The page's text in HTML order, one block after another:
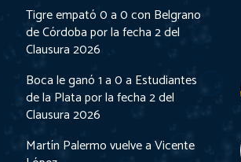
Tigre empató 0 a 0 con Belgrano
de Córdoba por la fecha 2 del
Clausura 2026
Boca le ganó 1 a 0 a Estudiantes
de la Plata por la fecha 2 del
Clausura 2026
Martín Palermo vuelve a Vicente